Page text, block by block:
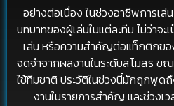
อย่างต่อเนื่อง ในช่วงอาชีพการเ
บทบาทของผู้เล่นในแต่ละทีม ไม่ว่าจ
เล่น หรือความสำคัญต่อแท็กติกขอ
จดจำจากผลงานในระดับสโมสร ข
ใช้ทีมชาติ ประวัติในช่วงนี้มักถูกพูด
งานในรายการสำคัญ และช่วงเ